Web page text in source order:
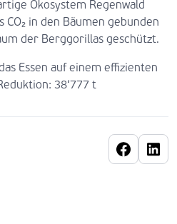
Ökosystem Regenwald
in den Bäumen gebunden
der Berggorillas geschützt.
Essen auf einem effizienten
38‘777 t